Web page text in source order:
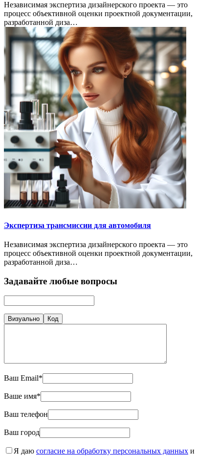
Независимая экспертиза дизайнерского проекта — это
процесс объективной оценки проектной документации,
разработанной диза…
Экспертиза трансмиссии для автомобиля
Независимая экспертиза дизайнерского проекта — это
процесс объективной оценки проектной документации,
разработанной диза…
Задавайте любые вопросы
Визуально Код
Ваш Email*
Ваше имя*
Ваш телефон
Ваш город
Я даю согласие на обработку персональных данных и